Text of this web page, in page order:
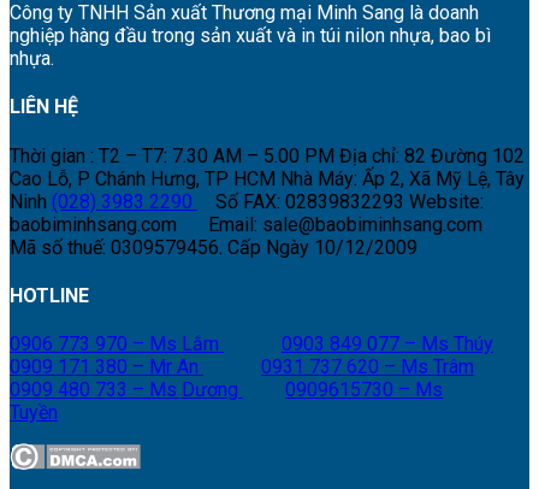
Công ty TNHH Sản xuất Thương mại Minh Sang là doanh
nghiệp hàng đầu trong sản xuất và in túi nilon nhựa, bao bì
nhựa.
LIÊN HỆ
Thời gian : T2 – T7: 7.30 AM – 5.00 PM Địa chỉ: 82 Đường 102
Cao Lỗ, P Chánh Hưng, TP HCM Nhà Máy: Ấp 2, Xã Mỹ Lệ, Tây
Ninh (028) 3983 2290 Số FAX: 02839832293 Website:
baobiminhsang.com
Email: sale@baobiminhsang.com
Mã số thuế: 0309579456. Cấp Ngày 10/12/2009
HOTLINE
0906 773 970 – Ms Lắm
0903 849 077 – Ms Thúy
0909 171 380 – Mr An
0931 737 620 – Ms Trâm
0909 480 733 – Ms Dương
0909615730 – Ms
Tuyền